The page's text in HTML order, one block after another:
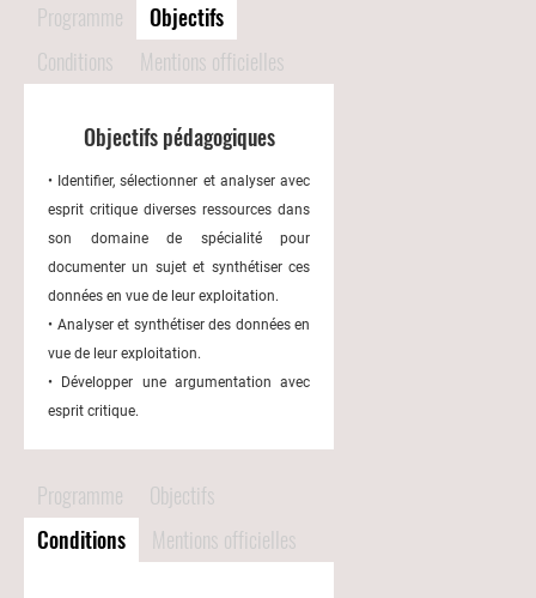
Programme
Objectifs
Conditions
Mentions officielles
Objectifs pédagogiques
• Identifier, sélectionner et analyser avec
esprit critique diverses ressources dans
son domaine de spécialité pour
documenter un sujet et synthétiser ces
données en vue de leur exploitation.
• Analyser et synthétiser des données en
vue de leur exploitation.
• Développer une argumentation avec
esprit critique.
Programme
Objectifs
Conditions
Mentions officielles